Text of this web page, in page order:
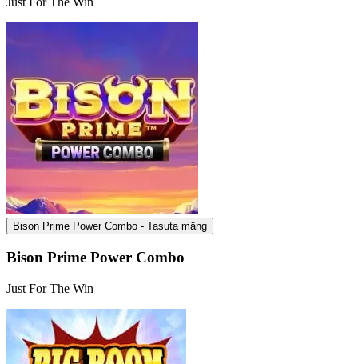
Bison Prime Power Combo - Tasuta mäng
Bison Prime Power Combo
Just For The Win